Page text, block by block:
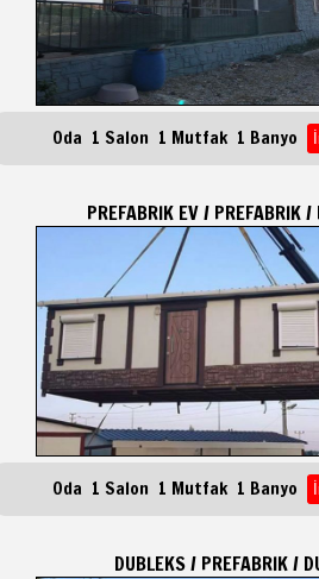
Oda 1 Salon 1 Mutfak 1 Banyo
PREFABRIK EV / PREFABRIK /
Oda 1 Salon 1 Mutfak 1 Banyo
DUBLEKS / PREFABRIK /